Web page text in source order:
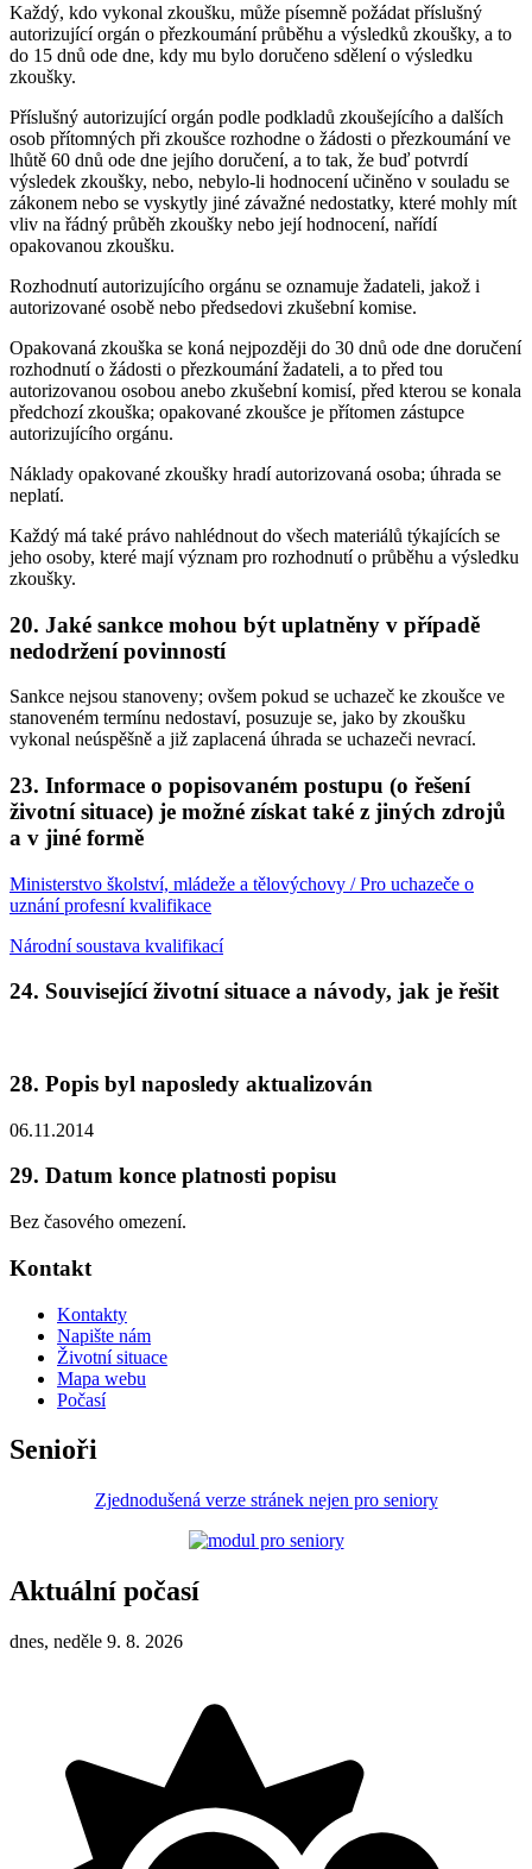
Každý, kdo vykonal zkoušku, může písemně požádat příslušný
autorizující orgán o přezkoumání průběhu a výsledků zkoušky, a to
do 15 dnů ode dne, kdy mu bylo doručeno sdělení o výsledku
zkoušky.
Příslušný autorizující orgán podle podkladů zkoušejícího a dalších
osob přítomných při zkoušce rozhodne o žádosti o přezkoumání ve
lhůtě 60 dnů ode dne jejího doručení, a to tak, že buď potvrdí
výsledek zkoušky, nebo, nebylo-li hodnocení učiněno v souladu se
zákonem nebo se vyskytly jiné závažné nedostatky, které mohly mít
vliv na řádný průběh zkoušky nebo její hodnocení, nařídí
opakovanou zkoušku.
Rozhodnutí autorizujícího orgánu se oznamuje žadateli, jakož i
autorizované osobě nebo předsedovi zkušební komise.
Opakovaná zkouška se koná nejpozději do 30 dnů ode dne doručení
rozhodnutí o žádosti o přezkoumání žadateli, a to před tou
autorizovanou osobou anebo zkušební komisí, před kterou se konala
předchozí zkouška; opakované zkoušce je přítomen zástupce
autorizujícího orgánu.
Náklady opakované zkoušky hradí autorizovaná osoba; úhrada se
neplatí.
Každý má také právo nahlédnout do všech materiálů týkajících se
jeho osoby, které mají význam pro rozhodnutí o průběhu a výsledku
zkoušky.
20. Jaké sankce mohou být uplatněny v případě
nedodržení povinností
Sankce nejsou stanoveny; ovšem pokud se uchazeč ke zkoušce ve
stanoveném termínu nedostaví, posuzuje se, jako by zkoušku
vykonal neúspěšně a již zaplacená úhrada se uchazeči nevrací.
23. Informace o popisovaném postupu (o řešení
životní situace) je možné získat také z jiných zdrojů
a v jiné formě
Ministerstvo školství, mládeže a tělovýchovy / Pro uchazeče o
uznání profesní kvalifikace
Národní soustava kvalifikací
24. Související životní situace a návody, jak je řešit
28. Popis byl naposledy aktualizován
06.11.2014
29. Datum konce platnosti popisu
Bez časového omezení.
Kontakt
Kontakty
Napište nám
Životní situace
Mapa webu
Počasí
Senioři
Zjednodušená verze stránek nejen pro seniory
Aktuální počasí
dnes, neděle 9. 8. 2026